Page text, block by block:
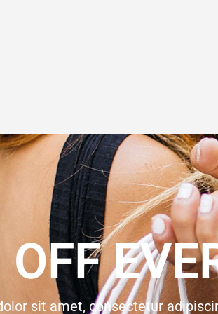
sit amet, consectetur